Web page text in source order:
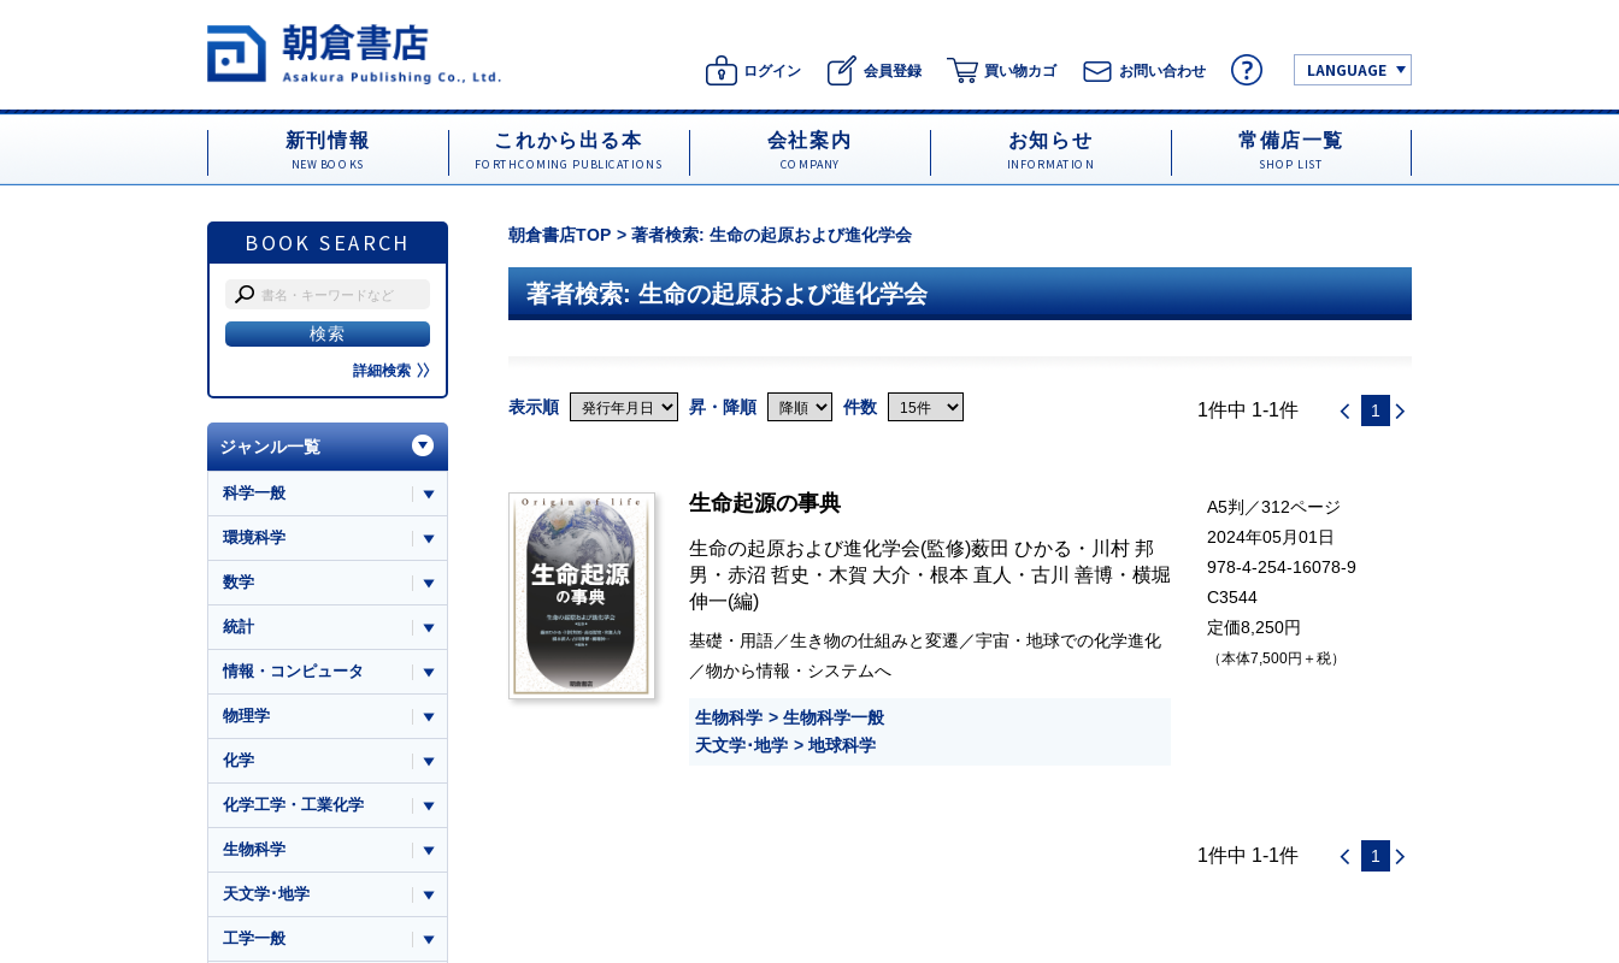
ログイン 会員登録 買い物カゴ お問い合わせ LANGUAGE
新刊情報
NEW BOOKS
これから出る本
FORTHCOMING PUBLICATIONS
会社案内
COMPANY
お知らせ
INFORMATION
常備店一覧
SHOP LIST
BOOK SEARCH
詳細検索
朝倉書店TOP 著者検索: 生命の起原および進化学会
著者検索: 生命の起原および進化学会
表示順 昇・降順 件数 1件中 1-1件 1
生命起源の事典
生命の起原および進化学会(監修)薮田 ひかる ・ 川村 邦
男 ・ 赤沼 哲史 ・ 木賀 大介 ・ 根本 直人 ・ 古川 善博 ・ 横堀
伸一(編)
基礎・用語／生き物の仕組みと変遷／宇宙・地球での化学進化
／物から情報・システムへ
生物科学
生物科学一般
天文学･地学
地球科学
A5判／312ページ
2024年05月01日
978-4-254-16078-9
C3544
定価8,250円
（本体7,500円＋税）
1件中 1-1件 1
ジャンル一覧
科学一般
環境科学
数学
統計
情報・コンピュータ
物理学
化学
化学工学・工業化学
生物科学
天文学･地学
工学一般